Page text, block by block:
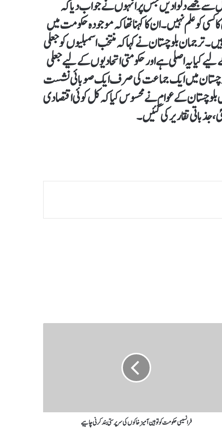
سے مجھے دلوادیں جس پر انہوں نے جواب دیا کہ
کو علم نہیں۔ ان کا کہنا تھا کہ موجودہ حکومت میں
بلوچستان نے کہا کہ منتخب اسمبلیوں کو جعلی
کیا یہ اصلی ہے اور حکومتی اتحادیوں کے لیے جعلی
بلوچستان میں ایک جماعت کی صرف ایک صوبائی نشست
کے عوام نے محسوس کیا کہ کل کوئی اقتصادی
جذباتی تقاریر کی گئیں۔
فرانسیسی حکومت کو توہین آمیز خاکوں کی سرپرستی بند کرنی چاہیے